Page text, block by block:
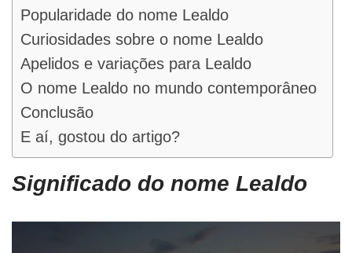
Popularidade do nome Lealdo
Curiosidades sobre o nome Lealdo
Apelidos e variações para Lealdo
O nome Lealdo no mundo contemporâneo
Conclusão
E aí, gostou do artigo?
Significado do nome Lealdo